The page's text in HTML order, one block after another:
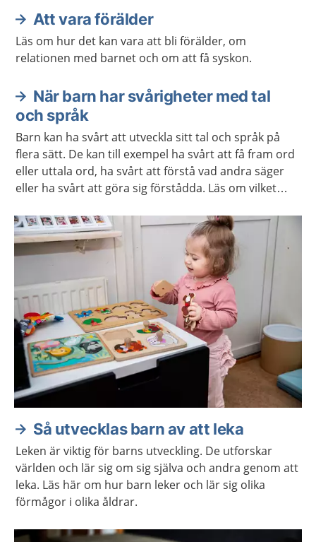
Att vara förälder
Läs om hur det kan vara att bli förälder, om
relationen med barnet och om att få syskon.
När barn har svårigheter med tal
och språk
Barn kan ha svårt att utveckla sitt tal och språk på
flera sätt. De kan till exempel ha svårt att få fram ord
eller uttala ord, ha svårt att förstå vad andra säger
eller ha svårt att göra sig förstådda. Läs om vilket
Så utvecklas barn av att leka
Leken är viktig för barns utveckling. De utforskar
världen och lär sig om sig själva och andra genom att
leka. Läs här om hur barn leker och lär sig olika
förmågor i olika åldrar.